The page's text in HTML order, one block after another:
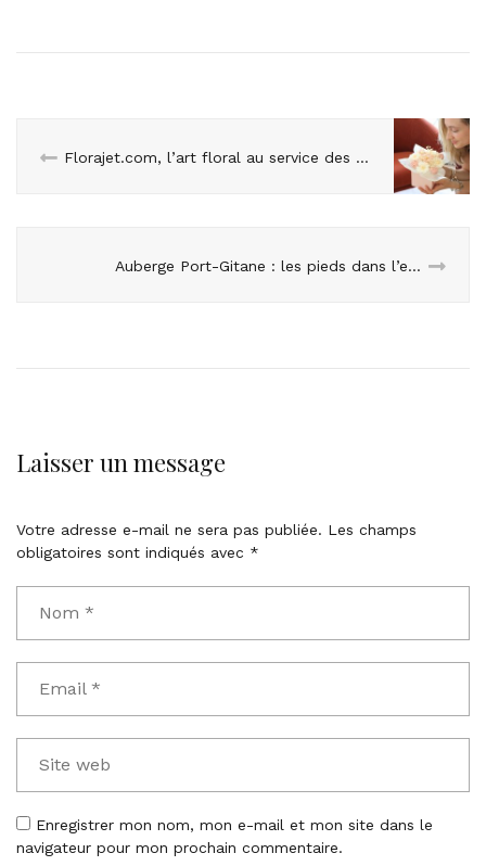
Florajet.com, l’art floral au service des plus belles émotions, lance une collection de Bouquets-Bougies
Auberge Port-Gitane : les pieds dans l’eau à Genève
Laisser un message
Votre adresse e-mail ne sera pas publiée. Les champs
obligatoires sont indiqués avec *
Enregistrer mon nom, mon e-mail et mon site dans le
navigateur pour mon prochain commentaire.